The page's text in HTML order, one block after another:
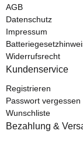
AGB
Datenschutz
Impressum
Widerrufsrecht
Kundenservice
Registrieren
Passwort vergessen
Wunschliste
Bezahlung &